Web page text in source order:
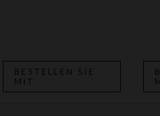
BESTELLEN SIE
MIT